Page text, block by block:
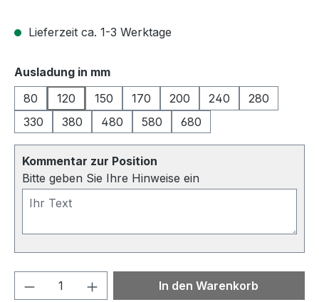
Lieferzeit ca. 1-3 Werktage
Ausladung in mmauswählen
80
120 150 170 200 240
280
330
380 480 580 680
Kommentar zur Position
Bitte geben Sie Ihre Hinweise ein
Produkt Anzahl: Gib denIn den Warenkorb